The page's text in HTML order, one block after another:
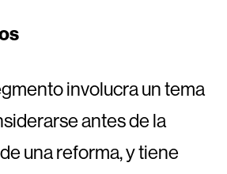
involucra un tema
antes de la
una reforma, y tiene